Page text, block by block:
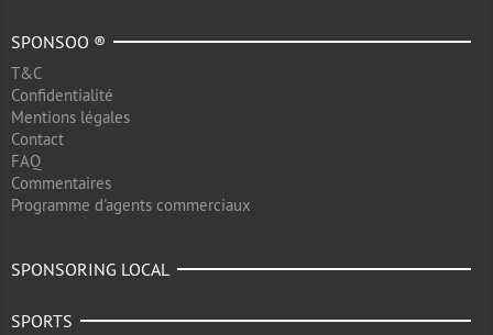
SPONSOO ®
T&C
Confidentialité
Mentions légales
Contact
FAQ
Commentaires
Programme d'agents commerciaux
SPONSORING LOCAL
SPORTS